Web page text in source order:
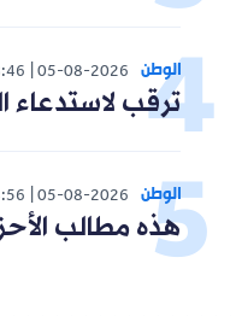
الوطن 05-08-2026
ترقب لاستدعاء
الوطن 05-08-2026
هذه مطالب